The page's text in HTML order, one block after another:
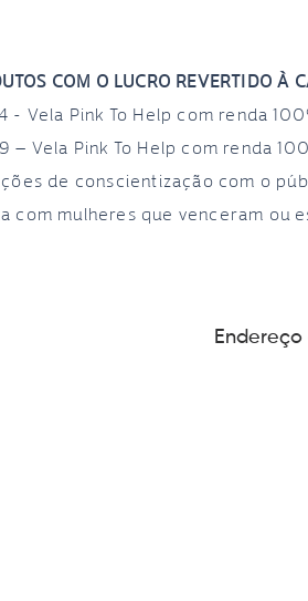
COM O LUCRO REVERTIDO À
- Vela Pink To Help com renda
– Vela Pink To Help com renda
de conscientização com o
com mulheres que venceram ou